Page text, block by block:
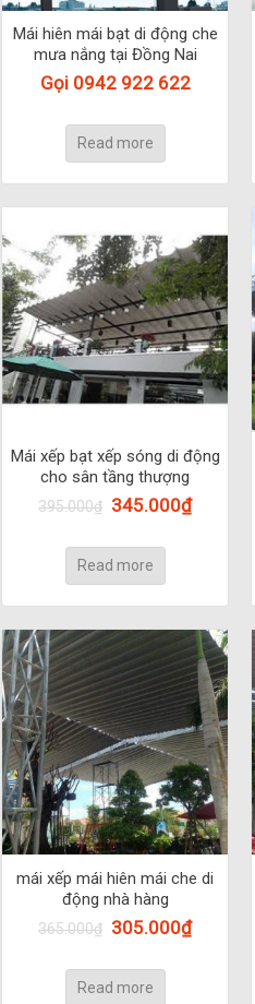
Mái hiên mái bạt di động che
mưa nắng tại Đồng Nai
Gọi 0942 922 622
Read more
Mái xếp bạt xếp sóng di động
cho sân tầng thượng
395.000₫ 345.000₫
Read more
mái xếp mái hiên mái che di
động nhà hàng
365.000₫ 305.000₫
Read more